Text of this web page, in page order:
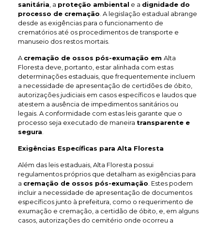
sanitária , a proteção ambiental e a dignidade do
processo de cremação . A legislação estadual abrange
desde as exigências para o funcionamento de
crematórios até os procedimentos de transporte e
manuseio dos restos mortais.
A cremação de ossos pós-exumação em Alta
Floresta deve, portanto, estar alinhada com estas
determinações estaduais, que frequentemente incluem
a necessidade de apresentação de certidões de óbito,
autorizações judiciais em casos específicos e laudos que
atestem a ausência de impedimentos sanitários ou
legais. A conformidade com estas leis garante que o
processo seja executado de maneira transparente e
segura
Exigências Específicas para Alta Floresta
Além das leis estaduais, Alta Floresta possui
regulamentos próprios que detalham as exigências para
a cremação de ossos pós-exumação . Estes podem
incluir a necessidade de apresentação de documentos
específicos junto à prefeitura, como o requerimento de
exumação e cremação, a certidão de óbito, e, em alguns
casos, autorizações do cemitério onde ocorreu a